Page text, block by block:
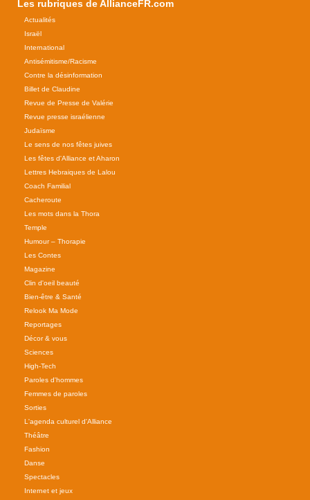
Les rubriques de AllianceFR.com
Actualités
Israël
International
Antisémitisme/Racisme
Contre la désinformation
Billet de Claudine
Revue de Presse de Valérie
Revue presse israélienne
Judaïsme
Le sens de nos fêtes juives
Les fêtes d'Alliance et Aharon
Lettres Hebraiques de Lalou
Coach Familial
Cacheroute
Les mots dans la Thora
Temple
Humour – Thorapie
Les Contes
Magazine
Clin d'oeil beauté
Bien-être & Santé
Relook Ma Mode
Reportages
Décor & vous
Sciences
High-Tech
Paroles d'hommes
Femmes de paroles
Sorties
L'agenda culturel d'Alliance
Théâtre
Fashion
Danse
Spectacles
Internet et jeux